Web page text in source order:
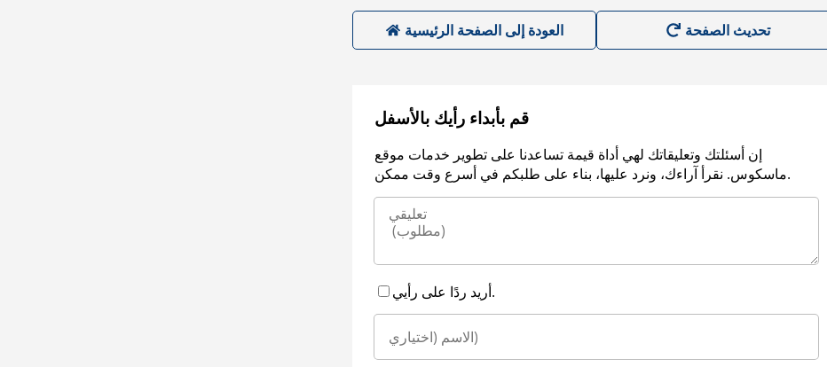
العودة إلى الصفحة الرئيسية
قم بأبداء رأيك بالأسفل
إن أسئلتك وتعليقاتك لهي أداة قيمة تساعدنا على تطوير خدمات موقع
ماسكوس. نقرأ آراءك، ونرد عليها، بناء على طلبكم في أسرع وقت ممكن.
أريد ردًا على رأيي.